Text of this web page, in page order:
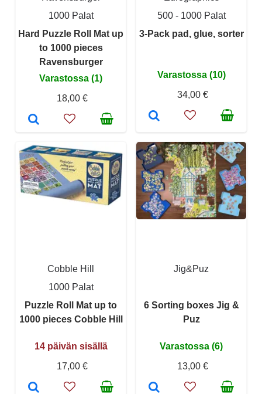
1000 Palat
Hard Puzzle Roll Mat up
to 1000 pieces
Ravensburger
Varastossa (1)
18,00 €
500 - 1000 Palat
3-Pack pad, glue, sorter
Varastossa (10)
34,00 €
Cobble Hill
1000 Palat
Puzzle Roll Mat up to
1000 pieces Cobble Hill
14 päivän sisällä
17,00 €
Jig&Puz
6 Sorting boxes Jig &
Puz
Varastossa (6)
13,00 €